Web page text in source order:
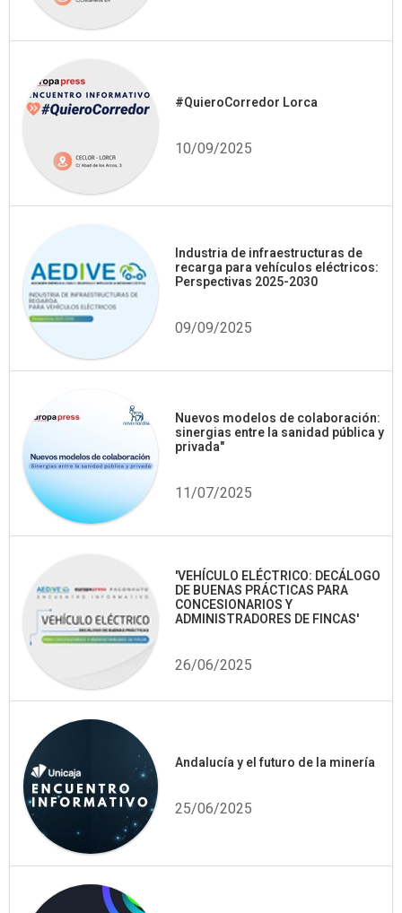
#QuieroCorredor Lorca
10/09/2025
Industria de infraestructuras de
recarga para vehículos eléctricos:
Perspectivas 2025-2030
09/09/2025
Nuevos modelos de colaboración:
sinergias entre la sanidad pública y
privada"
11/07/2025
'VEHÍCULO ELÉCTRICO: DECÁLOGO
DE BUENAS PRÁCTICAS PARA
CONCESIONARIOS Y
ADMINISTRADORES DE FINCAS'
26/06/2025
Andalucía y el futuro de la minería
25/06/2025